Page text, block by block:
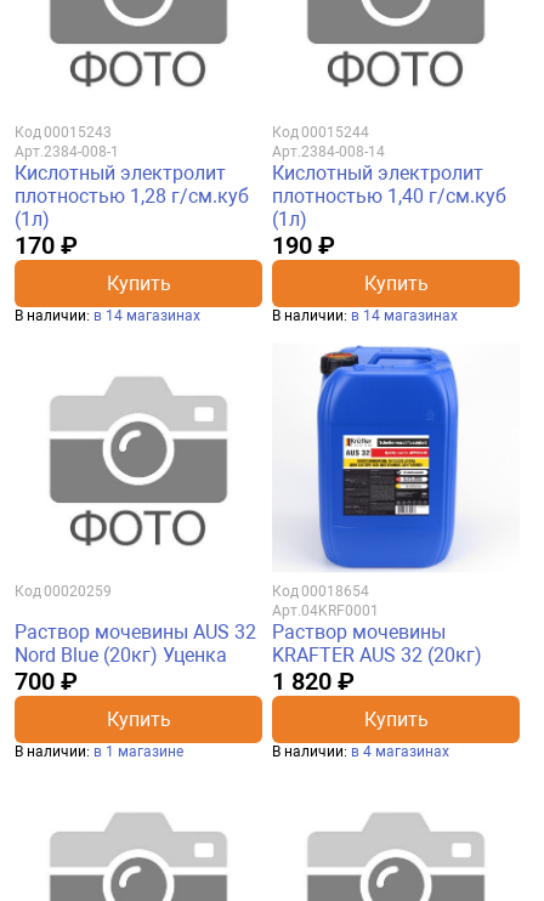
Код00015243
Арт.2384-008-1
Кислотный электролит
плотностью 1,28 г/см.куб
(1л)
170 ₽
Купить
В наличии: в 14 магазинах
Код00015244
Арт.2384-008-14
Кислотный электролит
плотностью 1,40 г/см.куб
(1л)
190 ₽
Купить
В наличии: в 14 магазинах
Код00020259
Раствор мочевины AUS 32
Nord Blue (20кг) Уценка
700 ₽
Купить
В наличии: в 1 магазине
Код00018654
Арт.04KRF0001
Раствор мочевины
KRAFTER AUS 32 (20кг)
1 820 ₽
Купить
В наличии: в 4 магазинах